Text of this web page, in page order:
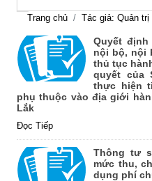
Trang chủ Tác giả: Quản trị
Quyết
nội bộ, nội
thủ tục
quyết của
thực hiện
phụ thuộc vào địa giới
Lắk
Đọc Tiếp
Thông tư
mức thu,
dụng phí